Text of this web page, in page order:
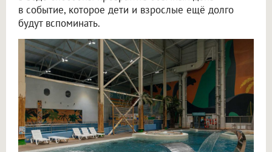
в событие, которое дети и взрослые ещё долго
будут вспоминать.